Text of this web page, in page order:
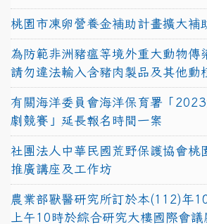
桃園市凍卵營養金補助計畫擴大補
為防範非洲豬瘟等境外重大動物傳
請勿違法輸入含豬肉製品及其他動
有關海洋委員會海洋保育署「
劇競賽」延長報名時間一案
社團法人中華民國荒野保護協會桃
推廣講座及工作坊
農業部獸醫研究所訂於本(112)年
上午10時於綜合研究大樓國際會